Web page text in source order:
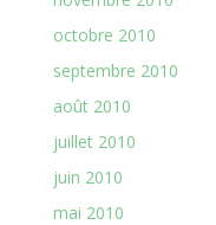
octobre 2010
septembre 2010
août 2010
juillet 2010
juin 2010
mai 2010